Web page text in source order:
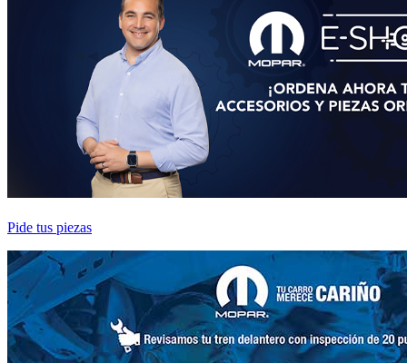
Pide tus piezas